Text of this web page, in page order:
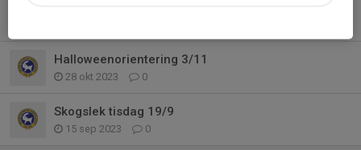
Halloweenorientering 3/11
28 okt 2023 0
Skogslek tisdag 19/9
15 sep 2023 0